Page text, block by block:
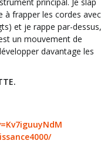
à frapper les cordes avec
et je rappe par-dessus,
un mouvement de
davantage les